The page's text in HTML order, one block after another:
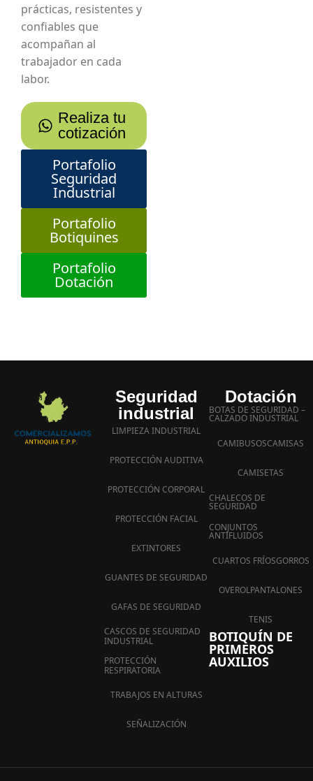
prácticas, resistentes y
confiables que
acompañan al
trabajador en cada
labor.
Realiza tu
cotización
Portafolio
Seguridad
Industrial
Portafolio
Botiquines
Portafolio
Dotación
Seguridad
industrial
LIMPIEZA INDUSTRIAL
PROTECCIÓN AUDITIVA
PROTECCIÓN CORPORAL
PROTECCIÓN FACIAL
EXTINTORES
GUANTES DE SEGURIDAD
GAFAS DE SEGURIDAD
CASCOS DE SEGURIDAD
INDUSTRIAL
PROTECCIÓN
RESPIRATORIA
TRABAJOS EN ALTURAS
SEÑALIZACIÓN
Dotación
BOTAS DE SEGURIDAD –
CALZADO INDUSTRIAL
CAMIBUSOSCAMISAS
CAMISETAS
CHALECOS DE
SEGURIDAD
CONJUNTOS
ANTIFLUIDOS
CUARTOS FRÍOSGORROS
OVEROLPANTALONES
TENIS
BOTIQUÍN DE
PRIMEROS
AUXILIOS